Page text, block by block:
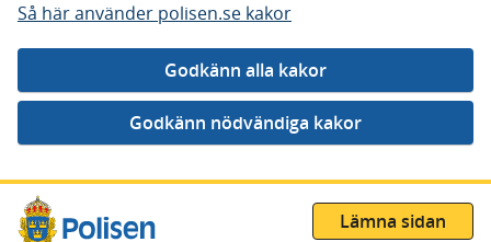
Så här använder polisen.se kakor
Gå direkt till innehåll
Lämna sidan